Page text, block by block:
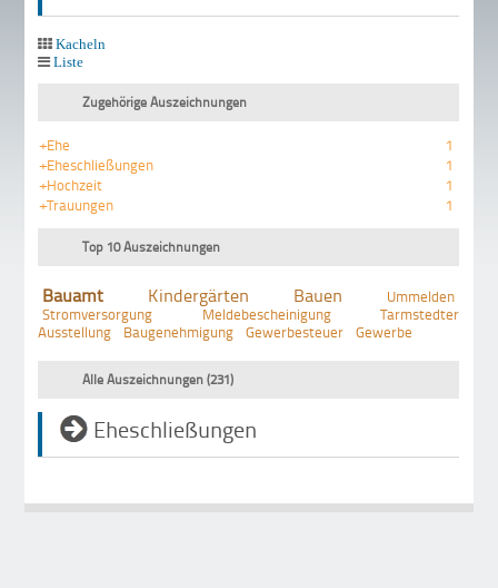
Kacheln
Liste
Zugehörige Auszeichnungen
+Ehe
1
+Eheschließungen
1
+Hochzeit
1
+Trauungen
1
Top 10 Auszeichnungen
Bauamt Kindergärten Bauen
Ummelden
Stromversorgung
Meldebescheinigung
Tarmstedter
Ausstellung
Baugenehmigung Gewerbesteuer Gewerbe
Alle Auszeichnungen (231)
Eheschließungen